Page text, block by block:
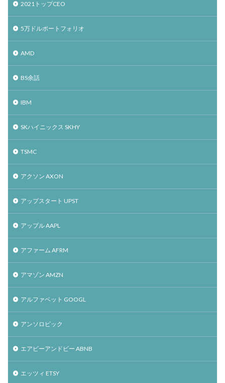
2021トップCEO
5万ドルポートフォリオ
AMD
BS余話
IBM
SKハイニックス SKHY
TSMC
アクソン AXON
アップスタート UPST
アップル AAPL
アファーム AFRM
アマゾン AMZN
アルファベット GOOGL
アンソロピック
エアビーアンドビー ABNB
エッツィ ETSY